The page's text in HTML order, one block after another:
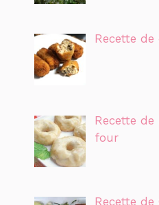
Recette de
Recette
four
Recette